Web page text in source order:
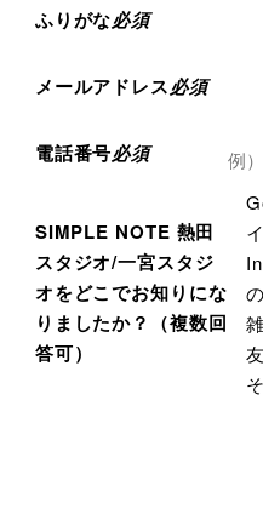
ふりがな必須
メールアドレス必須
電話番号必須
SIMPLE NOTE 熱田
スタジオ/一宮スタジ
オをどこでお知りにな
りましたか？（複数回
答可）